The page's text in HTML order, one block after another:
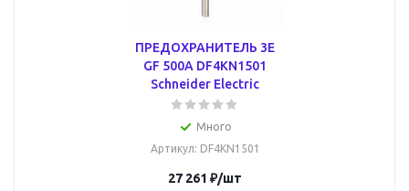
ПРЕДОХРАНИТЕЛЬ 3E
GF 500A DF4KN1501
Schneider Electric
Много
Артикул: DF4KN1501
27 261 ₽/шт